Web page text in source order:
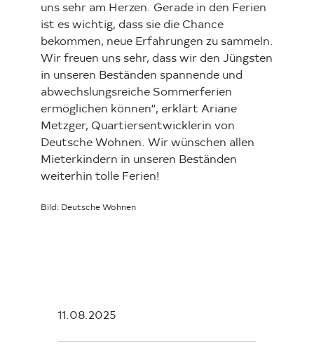
uns sehr am Herzen. Gerade in den Ferien
ist es wichtig, dass sie die Chance
bekommen, neue Erfahrungen zu sammeln.
Wir freuen uns sehr, dass wir den Jüngsten
in unseren Beständen spannende und
abwechslungsreiche Sommerferien
ermöglichen können“, erklärt Ariane
Metzger, Quartiersentwicklerin von
Deutsche Wohnen. Wir wünschen allen
Mieterkindern in unseren Beständen
weiterhin tolle Ferien!
Bild: Deutsche Wohnen
11.08.2025